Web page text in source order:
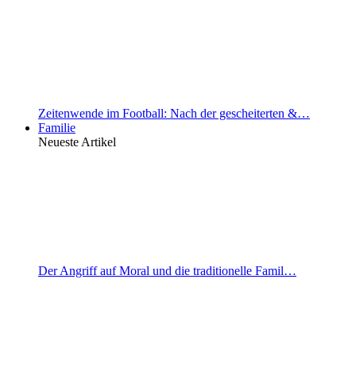
Zeitenwende im Football: Nach der gescheiterten &…
Familie
Neueste Artikel
Der Angriff auf Moral und die traditionelle Famil…